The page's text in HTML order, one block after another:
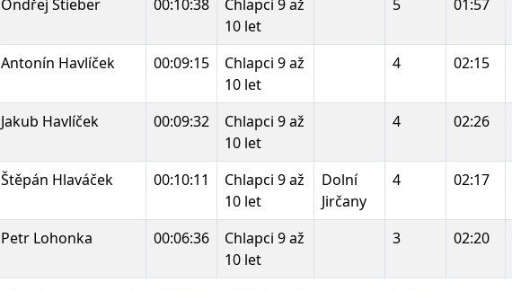
Ondřej Stieber 00:10:38
Chlapci 9 až
10 let
5 01:57
Antonín Havlíček 00:09:15
Chlapci 9 až
10 let
4 02:15
Jakub Havlíček 00:09:32
Chlapci 9 až
10 let
4 02:26
Štěpán Hlaváček 00:10:11
Chlapci 9 až
10 let
Dolní
Jirčany
4 02:17
Petr Lohonka 00:06:36
Chlapci 9 až
10 let
3 02:20